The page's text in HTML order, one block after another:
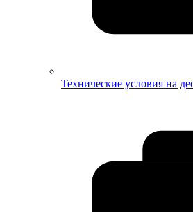
Технические условия на